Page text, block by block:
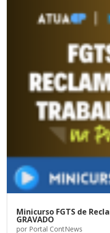
Minicurso FGTS de
GRAVADO
por Portal ContNews